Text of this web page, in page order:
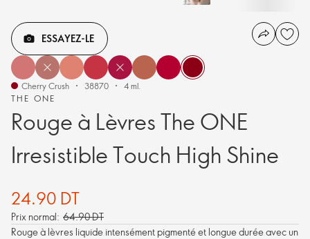
THE ONE
Rouge à Lèvres The ONE
Irresistible Touch High Shine
ESSAYEZ-LE
Cherry Crush 38870 4 ml.
24.90 DT
Prix normal: 64.90 DT
Rouge à lèvres liquide intensément pigmenté et longue durée avec un